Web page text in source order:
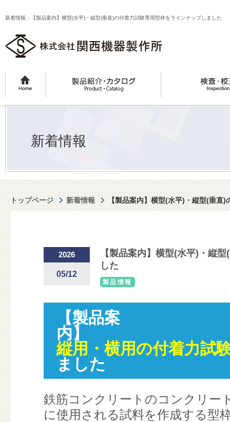
新着情報：【製品案内】横型(水平)・縦型(垂直)の付着力試験専用型枠をラインナップしました
新着情報
トップページ 新着情報 【製品案内】横型(水平)・縦型(垂直
2026
05/12
【製品案内】横型(水平)・縦
した
製品情報
【製品案
内】
縦用・横用の付着力試
ました
鉄筋コンクリートのコンクリー
に使用される試料を作成する型